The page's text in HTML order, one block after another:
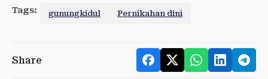
Tags: gunungkidul Pernikahan dini
Share